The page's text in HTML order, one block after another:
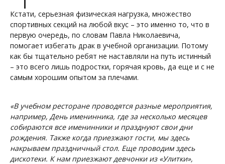
Кстати, серьезная физическая нагрузка, множество
спортивных секций на любой вкус – это именно то, что в
первую очередь, по словам Павла Николаевича,
помогает избегать драк в учебной организации. Потому
как бы тщательно ребят не наставляли на путь истинный
– это всего лишь подростки, горячая кровь, да еще и с не
самым хорошим опытом за плечами.
«В учебном ресторане проводятся разные мероприятия,
например, День именинника, где за несколько месяцев
собираются все именинники и празднуют свои дни
рождения. Также когда приезжают гости, мы здесь
накрываем праздничный стол. Еще проводим здесь
дискотеки. К нам приезжают девчонки из «Улитки»,